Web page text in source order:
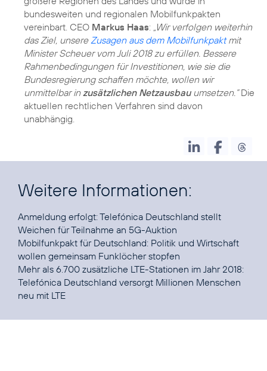
bundesweiten und regionalen Mobilfunkpakten
vereinbart. CEO Markus Haas: „Wir verfolgen weiterhin
das Ziel, unsereZusagen aus dem Mobilfunkpaktmit
Minister Scheuer vom Juli 2018 zu erfüllen. Bessere
Rahmenbedingungen für Investitionen, wie sie die
Bundesregierung schaffen möchte, wollen wir
unmittelbar inzusätzlichen Netzausbauumsetzen.“Die
aktuellen rechtlichen Verfahren sind davon
unabhängig.
Weitere Informationen:
Anmeldung erfolgt:Telefónica Deutschland stellt
Weichen für Teilnahme an 5G-Auktion
Mobilfunkpakt für Deutschland: Politik und Wirtschaft
wollen gemeinsam Funklöcher stopfen
Mehr als 6.700 zusätzliche LTE-Stationen im Jahr 2018:
Telefónica Deutschland versorgt Millionen Menschen
neu mit LTE